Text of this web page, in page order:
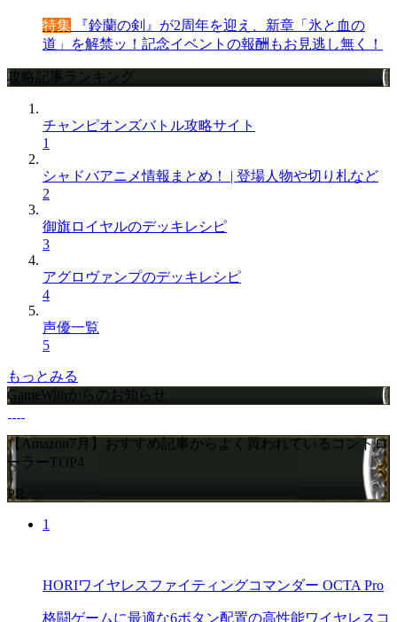
特集 『鈴蘭の剣』が2周年を迎え、新章「氷と血の
道」を解禁ッ！記念イベントの報酬もお見逃し無く！
攻略記事ランキング
チャンピオンズバトル攻略サイト
1
シャドバアニメ情報まとめ！ | 登場人物や切り札など
2
御旗ロイヤルのデッキレシピ
3
アグロヴァンプのデッキレシピ
4
声優一覧
5
もっとみる
GameWithからのお知らせ
【Amazon7月】おすすめ記事からよく買われているコントロ
ーラーTOP4
PR
1
HORIワイヤレスファイティングコマンダー OCTA Pro
格闘ゲームに最適な6ボタン配置の高性能ワイヤレスコ